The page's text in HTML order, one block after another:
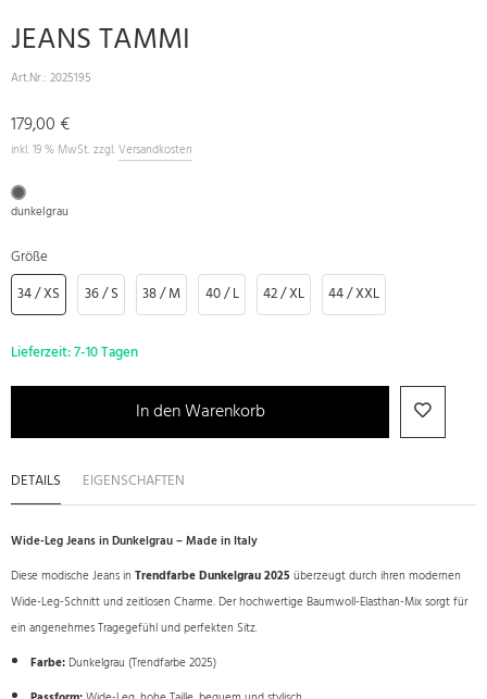
JEANS TAMMI
Art.Nr.: 2025195
179,00 €
inkl. 19 % MwSt. zzgl. Versandkosten
dunkelgrau
Größe
34 / XS
36 / S 38 / M 40 / L 42 / XL 44 / XXL
Lieferzeit:7-10 Tagen
In den Warenkorb
DETAILS EIGENSCHAFTEN
Wide-Leg Jeans in Dunkelgrau – Made in Italy
Diese modische Jeans in Trendfarbe Dunkelgrau 2025überzeugt durch ihren modernen
Wide-Leg-Schnitt und zeitlosen Charme. Der hochwertige Baumwoll-Elasthan-Mix sorgt für
ein angenehmes Tragegefühl und perfekten Sitz.
Farbe:Dunkelgrau (Trendfarbe 2025)